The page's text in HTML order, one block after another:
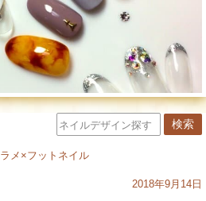
ラメ×フットネイル
2018年9月14日